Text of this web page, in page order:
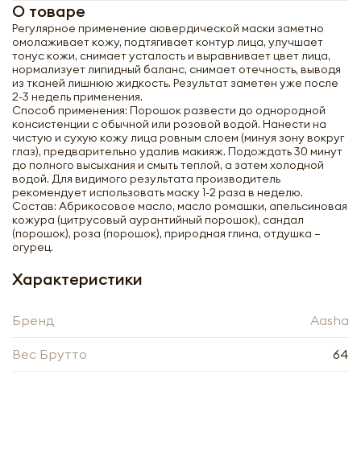
О товаре
Регулярное применение аювердической маски заметно
омолаживает кожу, подтягивает контур лица, улучшает
тонус кожи, снимает усталость и выравнивает цвет лица,
нормализует липидный баланс, снимает отечность, выводя
из тканей лишнюю жидкость. Результат заметен уже после
2-3 недель применения.
Способ применения: Порошок развести до однородной
консистенции с обычной или розовой водой. Нанести на
чистую и сухую кожу лица ровным слоем (минуя зону вокруг
глаз), предварительно удалив макияж. Подождать 30 минут
до полного высыхания и смыть теплой, а затем холодной
водой. Для видимого результата производитель
рекомендует использовать маску 1-2 раза в неделю.
Состав: Абрикосовое масло, масло ромашки, апельсиновая
кожура (цитрусовый аурантийный порошок), сандал
(порошок), роза (порошок), природная глина, отдушка –
огурец.
Характеристики
Бренд Aasha
Вес Брутто 64
Получить оптовый